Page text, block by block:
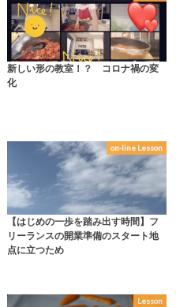
新しい形の教室！？ コロナ禍の変
化
on-line Lesson
【はじめの一歩を踏み出す時間】フ
リーランスの開業準備のスタート地
点に立つため
Lesson